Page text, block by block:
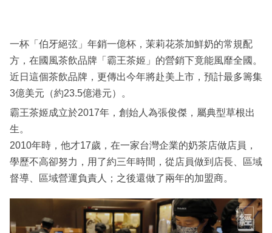
區
一杯「伯牙絕弦」年銷一億杯，茉莉花茶加鮮奶的常規配
方，在國風茶飲品牌「霸王茶姬」的營銷下竟能風靡全國。
近日這個茶飲品牌，更傳出今年將赴美上市，預計最多籌集
3億美元（約23.5億港元）。
霸王茶姬成立於2017年，創始人為張俊傑，屬典型草根出
生。
2010年時，他才17歲，在一家台灣企業的奶茶店做店員，
學歷不高卻努力，用了約三年時間，從店員做到店長、區域
督導、區域營運負責人；之後還做了兩年的加盟商。